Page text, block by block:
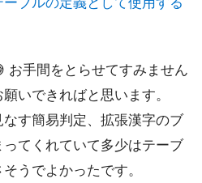
ブルの定義として使用する
お手間をとらせてすみません
いできればと思います。
す簡易判定、拡張漢字のブ
てくれていて多少はテーブ
うでよかったです。